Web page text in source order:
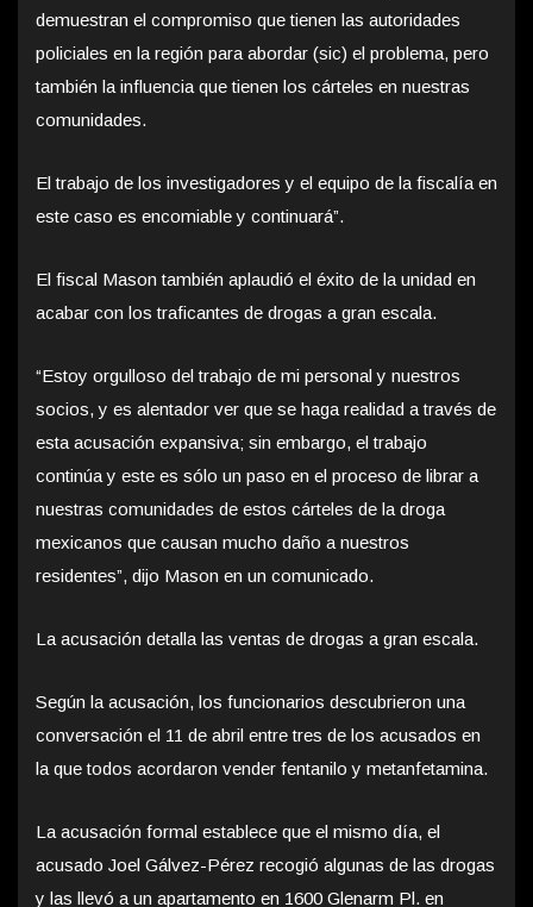
demuestran el compromiso que tienen las autoridades
policiales en la región para abordar (sic) el problema, pero
también la influencia que tienen los cárteles en nuestras
comunidades.
El trabajo de los investigadores y el equipo de la fiscalía en
este caso es encomiable y continuará”.
El fiscal Mason también aplaudió el éxito de la unidad en
acabar con los traficantes de drogas a gran escala.
“Estoy orgulloso del trabajo de mi personal y nuestros
socios, y es alentador ver que se haga realidad a través de
esta acusación expansiva; sin embargo, el trabajo
continúa y este es sólo un paso en el proceso de librar a
nuestras comunidades de estos cárteles de la droga
mexicanos que causan mucho daño a nuestros
residentes”, dijo Mason en un comunicado.
La acusación detalla las ventas de drogas a gran escala.
Según la acusación, los funcionarios descubrieron una
conversación el 11 de abril entre tres de los acusados en
la que todos acordaron vender fentanilo y metanfetamina.
La acusación formal establece que el mismo día, el
acusado Joel Gálvez-Pérez recogió algunas de las drogas
y las llevó a un apartamento en 1600 Glenarm Pl. en